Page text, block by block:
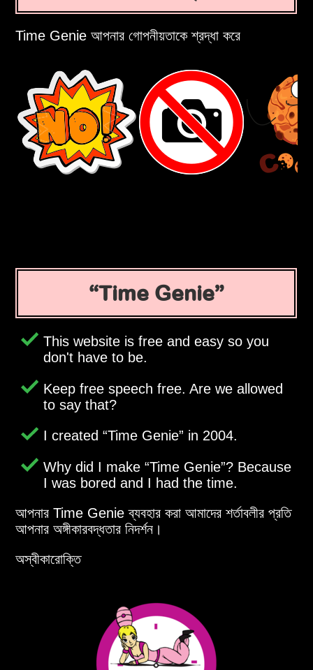
Time Genie আপনার গোপনীয়তাকে শ্রদ্ধা করে
Time Genie
This website is free and easy so you
don't have to be.
Keep free speech free. Are we allowed
to say that?
I created Time Genie in 2004.
Why did I make Time Genie ? Because
I was bored and I had the time.
আপনার Time Genie ব্যবহার করা আমাদের শর্তাবলীর প্রতি
আপনার অঙ্গীকারবদ্ধতার নিদর্শন।
অস্বীকারোক্তি